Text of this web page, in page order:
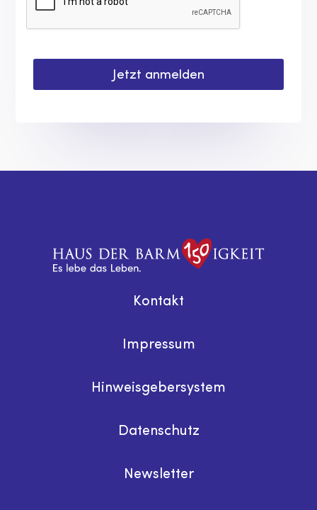
Jetzt anmelden
Kontakt
Impressum
Hinweisgebersystem
Datenschutz
Newsletter